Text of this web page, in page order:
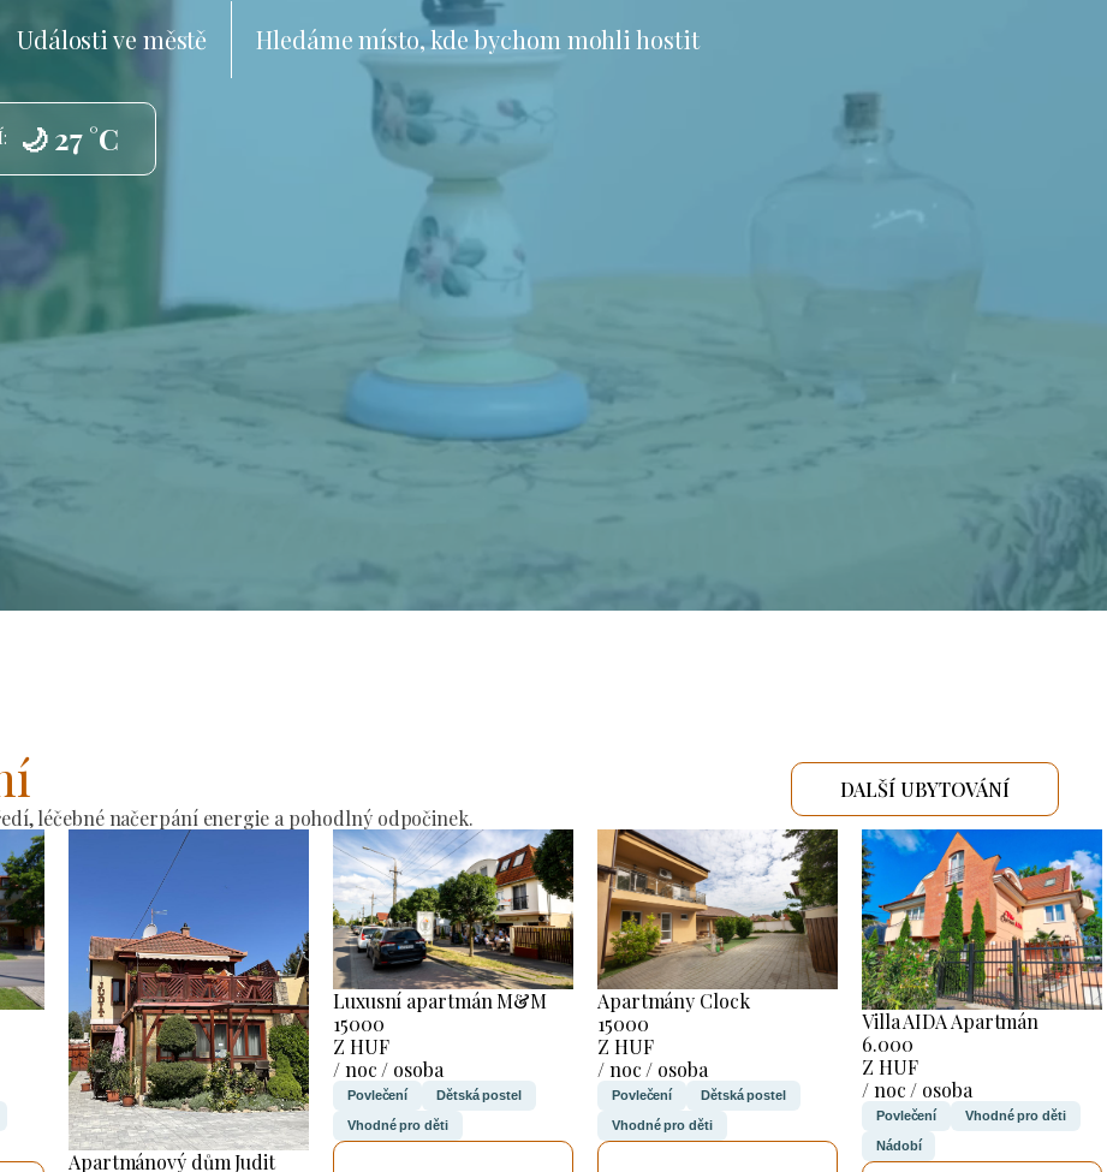
Události ve městě Hledáme místo, kde bychom mohli hostit
🌙 27 °C
léčebné načerpání energie a pohodlný odpočinek.
DALŠÍ UBYTOVÁNÍ
Apartmánový dům Judit
Luxusní apartmán M&M
15000
Z HUF
/ noc / osoba
Povlečení Dětská postel
Vhodné pro děti
Apartmány Clock
15000
Z HUF
/ noc / osoba
Povlečení Dětská postel
Vhodné pro děti
Villa AIDA Apartmán
6.000
Z HUF
/ noc / osoba
Povlečení Vhodné pro děti
Nádobí